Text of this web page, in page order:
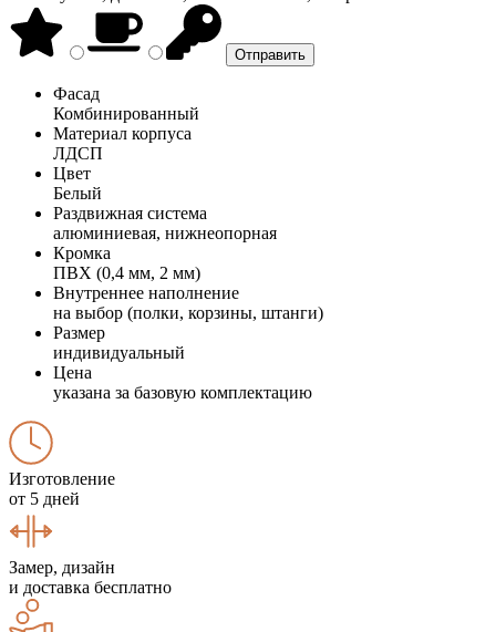
Фасад
Комбинированный
Материал корпуса
ЛДСП
Цвет
Белый
Раздвижная система
алюминиевая, нижнеопорная
Кромка
ПВХ (0,4 мм, 2 мм)
Внутреннее наполнение
на выбор (полки, корзины, штанги)
Размер
индивидуальный
Цена
указана за базовую комплектацию
Изготовление
от 5 дней
Замер, дизайн
и доставка бесплатно